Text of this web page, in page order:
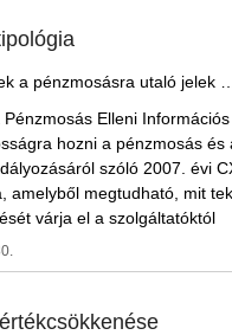
a pénzmosásra utaló jelek …
Pénzmosás Elleni
hozni a pénzmosás
szóló 2007. évi
amelyből megtudható, mit
várja el a szolgáltatóktól